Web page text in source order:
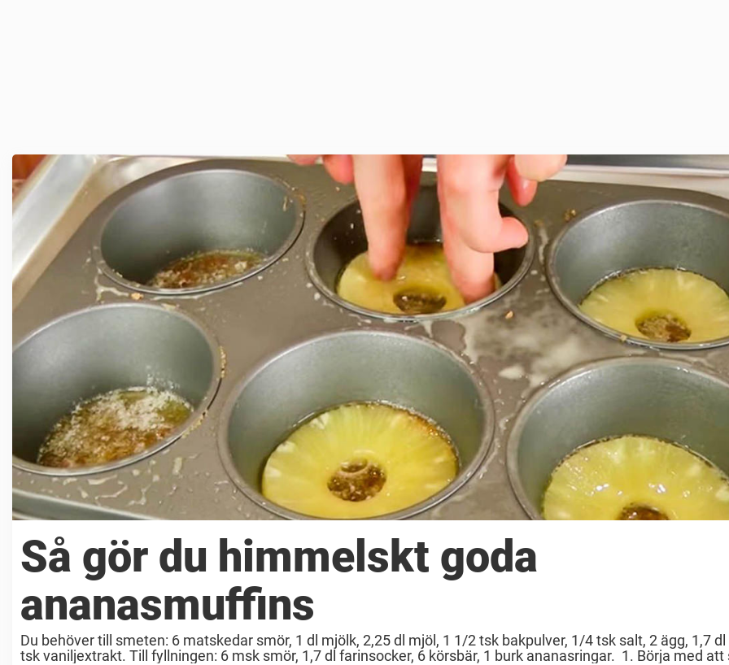
Så gör du himmelskt goda
ananasmuffins
Du behöver till smeten: 6 matskedar smör, 1 dl mjölk, 2,25 dl mjöl, 1 1/2 tsk bakpulver, 1/4 tsk salt, 2 ägg, 1,7
tsk vaniljextrakt. Till fyllningen: 6 msk smör, 1,7 dl farinsocker, 6 körsbär, 1 burk ananasringar. 1. Börja med